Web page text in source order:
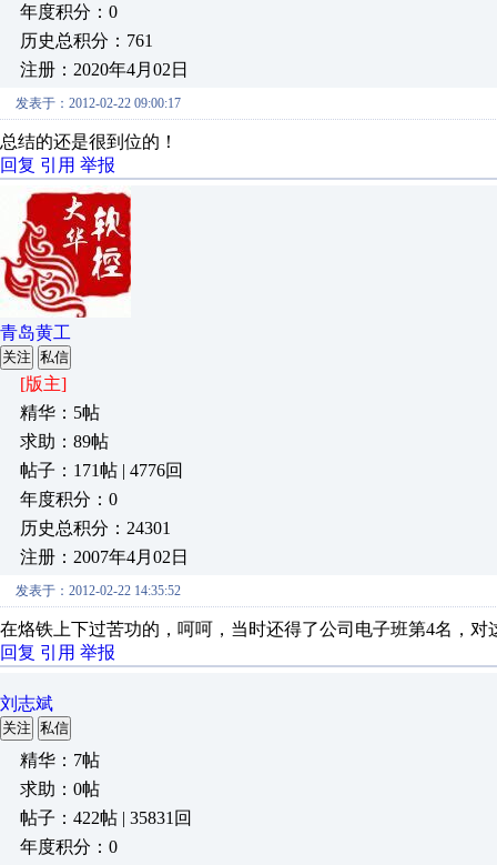
年度积分：0
历史总积分：761
注册：2020年4月02日
发表于：2012-02-22 09:00:17
总结的还是很到位的！
回复 引用 举报
青岛黄工
关注 私信
[版主]
精华：5帖
求助：89帖
帖子：171帖 | 4776回
年度积分：0
历史总积分：24301
注册：2007年4月02日
发表于：2012-02-22 14:35:52
在烙铁上下过苦功的，呵呵，当时还得了公司电子班第4名，对
回复 引用 举报
刘志斌
关注 私信
精华：7帖
求助：0帖
帖子：422帖 | 35831回
年度积分：0